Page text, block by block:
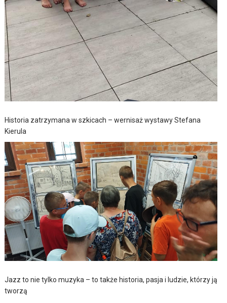
Historia zatrzymana w szkicach – wernisaż wystawy Stefana
Kierula
Jazz to nie tylko muzyka – to także historia, pasja i ludzie, którzy ją
tworzą